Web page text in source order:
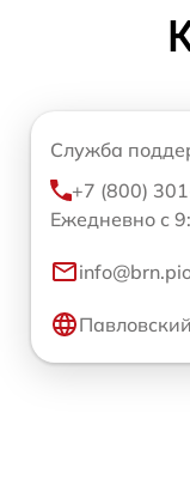
Служба
+7 (800)
Ежедневно с